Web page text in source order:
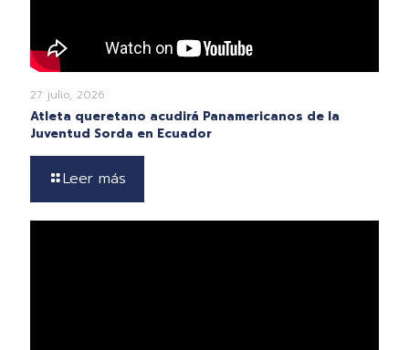
27 julio, 2026
Atleta queretano acudirá Panamericanos de la
Juventud Sorda en Ecuador
Leer más